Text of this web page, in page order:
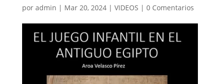
por admin | Mar 20, 2024| VIDEOS | 0 Comentarios